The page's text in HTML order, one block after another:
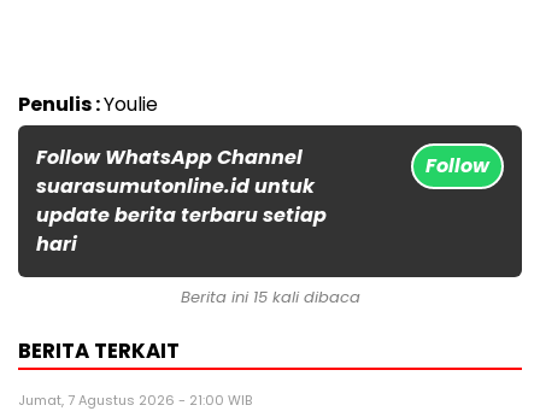
Penulis :Youlie
Follow WhatsApp Channel
suarasumutonline.id untuk
update berita terbaru setiap
hari
Follow
Berita ini 15 kali dibaca
BERITA TERKAIT
Jumat, 7 Agustus 2026 - 21:00 WIB